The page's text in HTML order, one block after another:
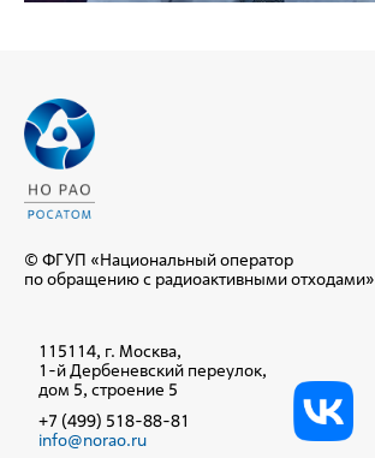
© ФГУП «Национальный оператор
по обращению с радиоактивными отходами»
115114, г. Москва,
1-й Дербеневский переулок,
дом 5, строение 5
+7 (499) 518-88-81
info@norao.ru